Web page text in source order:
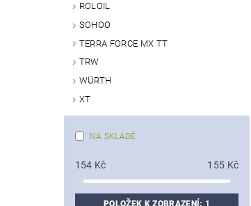
ROLOIL
SOHOO
TERRA FORCE MX TT
TRW
WÜRTH
XT
NA SKLADĚ
154 Kč 155 Kč
POLOŽEK K ZOBRAZENÍ: 1